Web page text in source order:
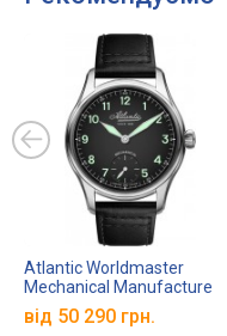
Atlantic Worldmaster
Mechanical Manufacture
Calibre 52952.41.63
від 50 290 грн.